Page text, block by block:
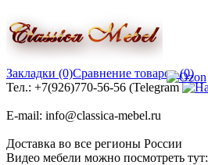
Закладки (0)Сравнение товаров (0)
Тел.: +7(926)770-56-56 (Telegram
E-mail: info@classica-mebel.ru
Доставка во все регионы России
Видео мебели можно посмотреть тут: